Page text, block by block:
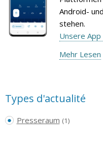
Android-
stehen.
Unsere
Mehr Lesen
Types d'actualité
Presseraum (1)